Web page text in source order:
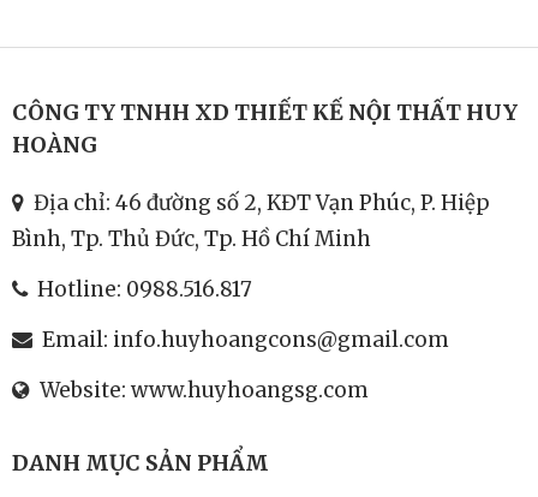
CÔNG TY TNHH XD THIẾT KẾ NỘI THẤT HUY
HOÀNG
Địa chỉ: 46 đường số 2, KĐT Vạn Phúc, P. Hiệp
Bình, Tp. Thủ Đức, Tp. Hồ Chí Minh
Hotline: 0988.516.817
Email: info.huyhoangcons@gmail.com
Website: www.huyhoangsg.com
DANH MỤC SẢN PHẨM